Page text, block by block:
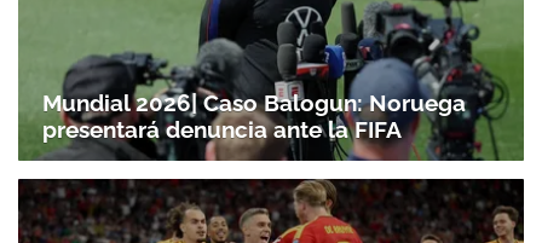
Mundial 2026| Caso Balogun: Noruega
presentará denuncia ante la FIFA